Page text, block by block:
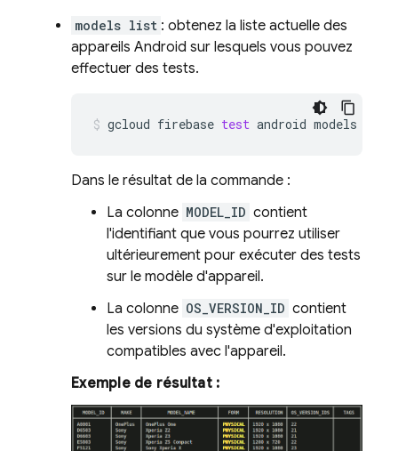
models list : obtenez la liste actuelle des
appareils Android sur lesquels vous pouvez
effectuer des tests.
gcloud firebase test android models
Dans le résultat de la commande :
La colonne MODEL_ID contient
l'identifiant que vous pourrez utiliser
ultérieurement pour exécuter des tests
sur le modèle d'appareil.
La colonne OS_VERSION_ID contient
les versions du système d'exploitation
compatibles avec l'appareil.
Exemple de résultat :